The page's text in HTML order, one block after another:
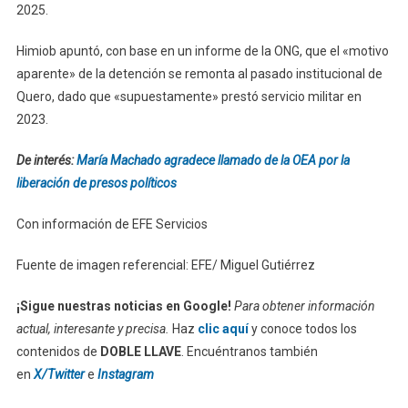
2025.
Himiob apuntó, con base en un informe de la ONG, que el «motivo
aparente» de la detención se remonta al pasado institucional de
Quero, dado que «supuestamente» prestó servicio militar en
2023.
De interés:María Machado agradece llamado de la OEA por la
liberación de presos políticos
Con información de EFE Servicios
Fuente de imagen referencial: EFE/ Miguel Gutiérrez
¡Sigue nuestras noticias en Google! Para obtener información
actual, interesante y precisa. Haz clic aquíy conoce todos los
contenidos de DOBLE LLAVE. Encuéntranos también
enX/Twittere Instagram